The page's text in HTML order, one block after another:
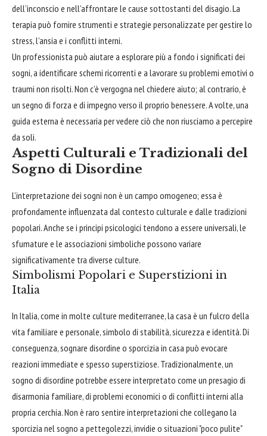
dell’inconscio e nell’affrontare le cause sottostanti del disagio. La
terapia può fornire strumenti e strategie personalizzate per gestire lo
stress, l’ansia e i conflitti interni.
Un professionista può aiutare a esplorare più a fondo i significati dei
sogni, a identificare schemi ricorrenti e a lavorare su problemi emotivi o
traumi non risolti. Non c’è vergogna nel chiedere aiuto; al contrario, è
un segno di forza e di impegno verso il proprio benessere. A volte, una
guida esterna è necessaria per vedere ciò che non riusciamo a percepire
da soli.
Aspetti Culturali e Tradizionali del
Sogno di Disordine
L’interpretazione dei sogni non è un campo omogeneo; essa è
profondamente influenzata dal contesto culturale e dalle tradizioni
popolari. Anche se i principi psicologici tendono a essere universali, le
sfumature e le associazioni simboliche possono variare
significativamente tra diverse culture.
Simbolismi Popolari e Superstizioni in
Italia
In Italia, come in molte culture mediterranee, la casa è un fulcro della
vita familiare e personale, simbolo di stabilità, sicurezza e identità. Di
conseguenza, sognare disordine o sporcizia in casa può evocare
reazioni immediate e spesso superstiziose. Tradizionalmente, un
sogno di disordine potrebbe essere interpretato come un presagio di
disarmonia familiare, di problemi economici o di conflitti interni alla
propria cerchia. Non è raro sentire interpretazioni che collegano la
sporcizia nel sogno a pettegolezzi, invidie o situazioni "poco pulite"